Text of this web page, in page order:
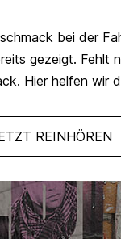
bei der
gezeigt. Fehlt
Hier helfen wir
REINHÖREN